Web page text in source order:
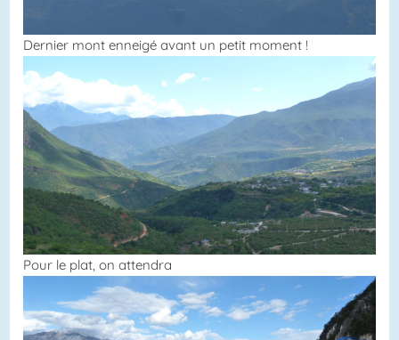
Dernier mont enneigé avant un petit moment !
Pour le plat, on attendra